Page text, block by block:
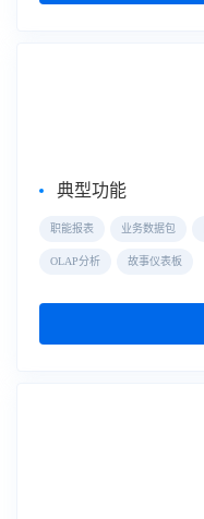
典型功能
职能报表 业务数据包
OLAP分析 故事仪表板